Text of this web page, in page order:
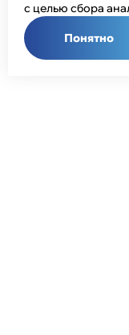
с целью сбора
Понятно